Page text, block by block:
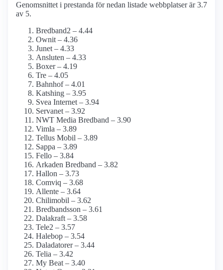
Genomsnittet i prestanda för nedan listade webbplatser är 3.7
av 5.
Bredband2 – 4.44
Ownit – 4.36
Junet – 4.33
Ansluten – 4.33
Boxer – 4.19
Tre – 4.05
Bahnhof – 4.01
Katshing – 3.95
Svea Internet – 3.94
Servanet – 3.92
NWT Media Bredband – 3.90
Vimla – 3.89
Tellus Mobil – 3.89
Sappa – 3.89
Fello – 3.84
Arkaden Bredband – 3.82
Hallon – 3.73
Comviq – 3.68
Allente – 3.64
Chilimobil – 3.62
Bredbandsson – 3.61
Dalakraft – 3.58
Tele2 – 3.57
Halebop – 3.54
Daladatorer – 3.44
Telia – 3.42
My Beat – 3.40